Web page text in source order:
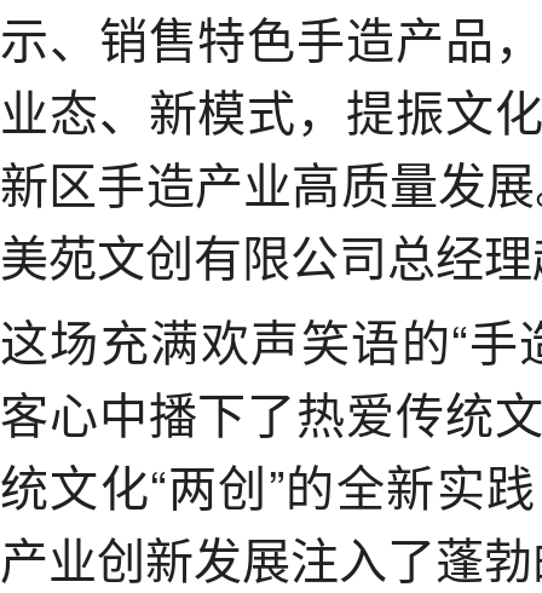
示、销售特色手造产品
业态、新模式，提振文
新区手造产业高质量发
美苑文创有限公司总经
这场充满欢声笑语的“
客心中播下了热爱传统
统文化“两创”的全新实
产业创新发展注入了蓬勃